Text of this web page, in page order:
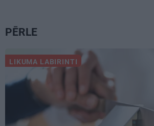
PĒRLE
LIKUMA LABIRINTI